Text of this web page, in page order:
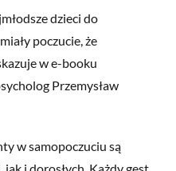
dzieci do
poczucie, że
w e-booku
Przemysław
w samopoczuciu są